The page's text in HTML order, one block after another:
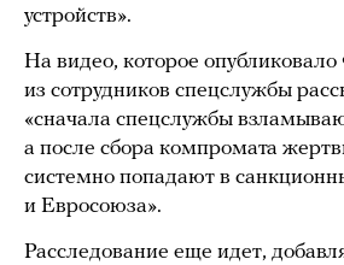
устройств».
На видео, которое
из сотрудников спецслужбы
«сначала спецслужбы
а после сбора компромата
системно попадают в
и Евросоюза».
Расследование еще идет,